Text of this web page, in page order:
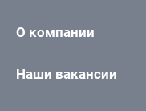
О компании
Наши вакансии